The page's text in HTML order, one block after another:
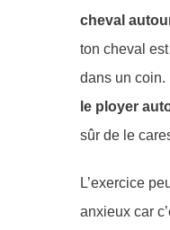
cheval
ton cheval
dans un coin.
le ployer
sûr de le
L’exercice
anxieux car